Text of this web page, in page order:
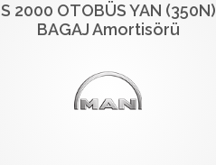
S 2000 OTOBÜS YAN (350N)
BAGAJ Amortisörü